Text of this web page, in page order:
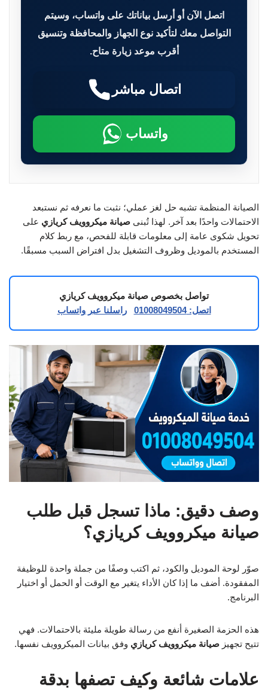
اتصل الآن أو أرسل بياناتك على واتساب، وسيتم
التواصل معك لتأكيد نوع الجهاز والمحافظة وتنسيق
أقرب موعد زيارة متاح.
اتصال مباشر
واتساب
الصيانة المنظمة تشبه حل لغز عملي؛ نثبت ما نعرفه ثم نستبعد
الاحتمالات واحدًا بعد آخر. لهذا تُبنى صيانة ميكروويف كريازي على
تحويل شكوى عامة إلى معلومات قابلة للفحص، مع ربط كلام
المستخدم بالموديل وظروف التشغيل بدل افتراض السبب مسبقًا.
تواصل بخصوص صيانة ميكروويف كريازي
اتصل: 01008049504
راسلنا عبر واتساب
وصف دقيق: ماذا تسجل قبل طلب
صيانة ميكروويف كريازي؟
صوّر لوحة الموديل والكود، ثم اكتب وصفًا من جملة واحدة للوظيفة
المفقودة. أضف ما إذا كان الأداء يتغير مع الوقت أو الحمل أو اختيار
البرنامج.
هذه الحزمة الصغيرة أنفع من رسالة طويلة مليئة بالاحتمالات. فهي
تتيح تجهيز صيانة ميكروويف كريازي وفق بيانات الميكروويف نفسها.
علامات شائعة وكيف تصفها بدقة